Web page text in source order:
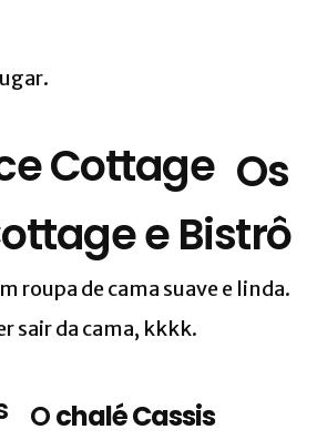
Os
e Bistrô
roupa de cama suave e linda.
sair da cama, kkkk.
Ochalé Cassis